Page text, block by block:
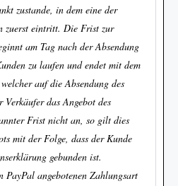
zustande, in dem eine der
zuerst eintritt. Die Frist zur
am Tag nach der Absendung
zu laufen und endet mit dem
auf die Absendung des
das Angebot des
Frist nicht an, so gilt dies
mit der Folge, dass der Kunde
gebunden ist.
angebotenen Zahlungsart